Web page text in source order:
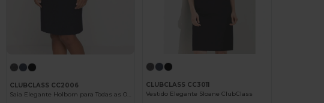
CLUBCLASS CC2006
Saia Elegante Holborn para Todas as Ocasiões
CLUBCLASS CC3011
Vestido Elegante Sloane ClubClass